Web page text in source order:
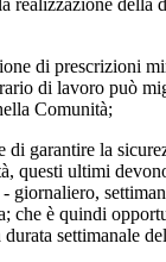
realizzazione della
di prescrizioni
di lavoro può
Comunità;
di garantire la
questi ultimi
giornaliero,
che è quindi
settimanale